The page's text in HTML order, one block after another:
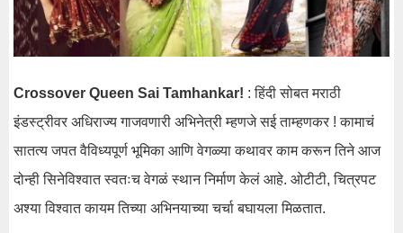
Crossover Queen Sai Tamhankar! : हिंदी सोबत मराठी
इंडस्ट्रीवर अधिराज्य गाजवणारी अभिनेत्री म्हणजे सई ताम्हणकर ! कामाचं
सातत्य जपत वैविध्यपूर्ण भूमिका आणि वेगळ्या कथावर काम करून तिने आज
दोन्ही सिनेविश्वात स्वतःच वेगळं स्थान निर्माण केलं आहे. ओटीटी, चित्रपट
अश्या विश्वात कायम तिच्या अभिनयाच्या चर्चा बघायला मिळतात.